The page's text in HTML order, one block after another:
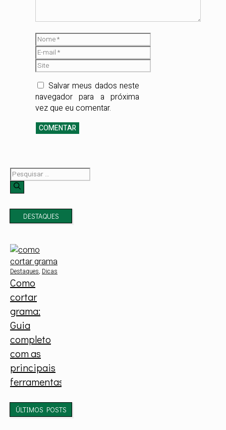
mercado digital, Luís
dedica-se a garantir
que cada cliente — do
entusiasta ao grande
industrial — tenha
acesso a
informações
precisas, seguras e
validadas por quem
conhece o catálogo
da empresa em seus
Nome
E-
mail
Site
Salvar meus dados neste
navegador para a próxima
vez que eu comentar.
Pesquisar
por:
DESTAQUES
Como
cortar
grama:
Guia
completo
com as
principais
ferramentas
Destaques, Dicas
ÚLTIMOS POSTS